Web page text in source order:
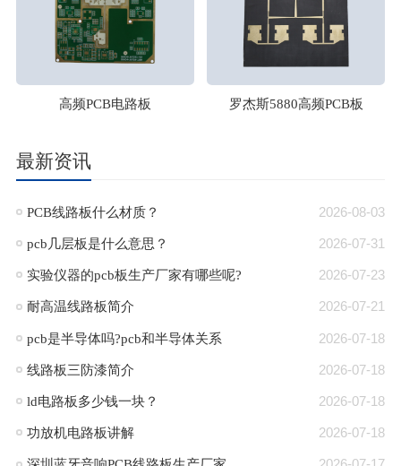
高频PCB电路板 罗杰斯5880高频PCB板
最新资讯
2026-08-03
PCB线路板什么材质？
2026-07-31
pcb几层板是什么意思？
2026-07-23
​实验仪器的pcb板生产厂家有哪些呢?
2026-07-21
耐高温线路板简介
2026-07-18
pcb是半导体吗?pcb和半导体关系
2026-07-18
线路板三防漆简介
2026-07-18
ld电路板多少钱一块？
2026-07-18
功放机电路板讲解